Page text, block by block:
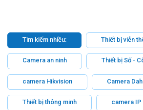
Tìm kiếm nhiều: Thiết bị viễn
Camera an ninh Thiết bị Số -
camera Hikvision Camera
Thiết bị thông minh camera IP